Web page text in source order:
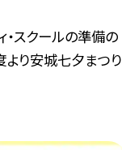
・スクールの準備の
より安城七夕まつり